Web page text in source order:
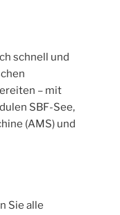
schnell und
– mit
SBF-See,
(AMS) und
Sie alle